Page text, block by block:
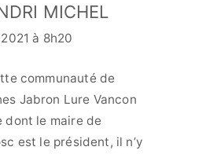
MICHEL
à 8h20
communauté de
Jabron Lure Vancon
dont le maire de
est le président, il n’y